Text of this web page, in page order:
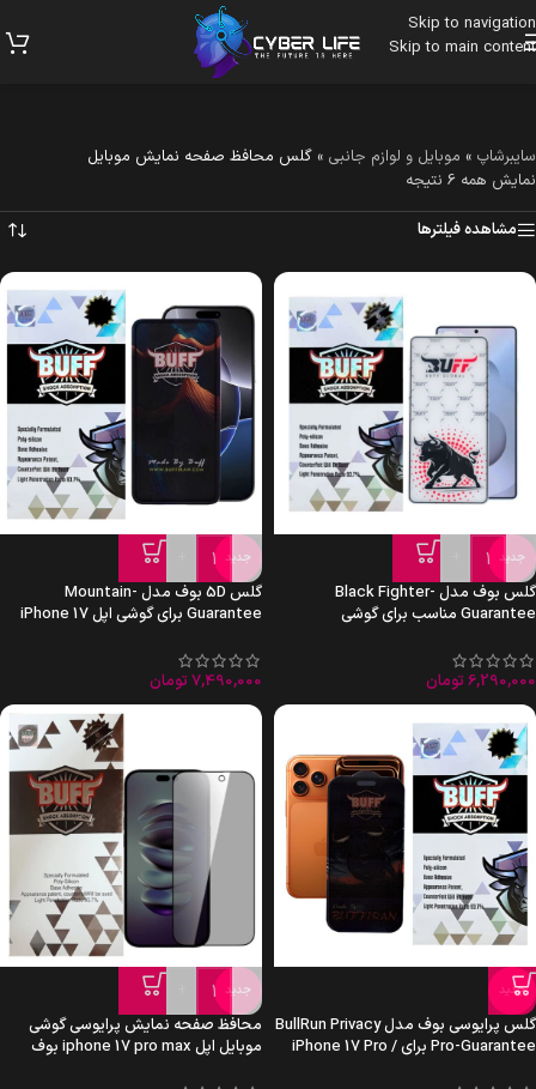
Skip to navigation
Skip to main content
سایبرشاپ » موبایل و لوازم جانبی » گلس محافظ صفحه نمایش موبایل
نمایش همه 6 نتیجه
مشاهده فیلترها
جدید
-
گلس بوف مدل Black Fighter-
Guarantee مناسب برای گوشی
6,290,000 تومان
جدید
-
گلس 5D بوف مدل Mountain-
Guarantee برای گوشی اپل iPhone 17
7,490,000 تومان
جدید
گلس پرایوسی بوف مدل BullRun Privacy
Pro-Guarantee برای iPhone 17 Pro /
جدید
-
محافظ صفحه نمایش پرایوسی گوشی
موبایل اپل iphone 17 pro max بوف